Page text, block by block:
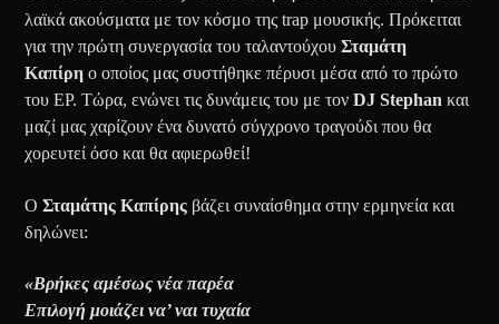
λαϊκά ακούσματα με τον κόσμο της trap μουσικής. Πρόκειται
για την πρώτη συνεργασία του ταλαντούχουΣταμάτη
Καπίρη ο οποίος μας συστήθηκε πέρυσι μέσα από το πρώτο
του EP. Τώρα, ενώνει τις δυνάμεις του με τονDJ Stephan και
μαζί μας χαρίζουν ένα δυνατό σύγχρονο τραγούδι που θα
χορευτεί όσο και θα αφιερωθεί!
OΣταμάτης Καπίρης βάζει συναίσθημα στην ερμηνεία και
δηλώνει:
«Βρήκες αμέσως νέα παρέα
Επιλογή μοιάζει να’ ναι τυχαία